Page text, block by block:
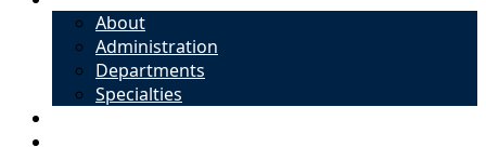
About
Administration
Departments
Specialties